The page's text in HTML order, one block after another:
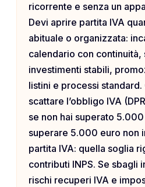
ricorrente e senza un
Devi aprire partita IVA
abituale o organizzata:
calendario con continuità,
investimenti stabili,
listini e processi
scattare l’obbligo IVA
se non hai superato
superare 5.000 euro non
partita IVA: quella soglia
contributi INPS. Se sbagli
rischi recuperi IVA e